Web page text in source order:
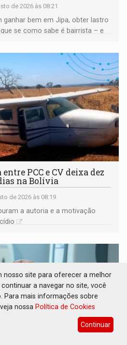
de 2026 às 08:21
ganhar bem em Jipa, obter lastro
se como sabe é bairrista – e
PCC e CV deixa dez
na Bolívia
de 2026 às 08:19
a autoria e a motivação
nosso site para oferecer a melhor
a navegar no site, você
Para mais informações sobre
nossa Política de Cookies
Continuar